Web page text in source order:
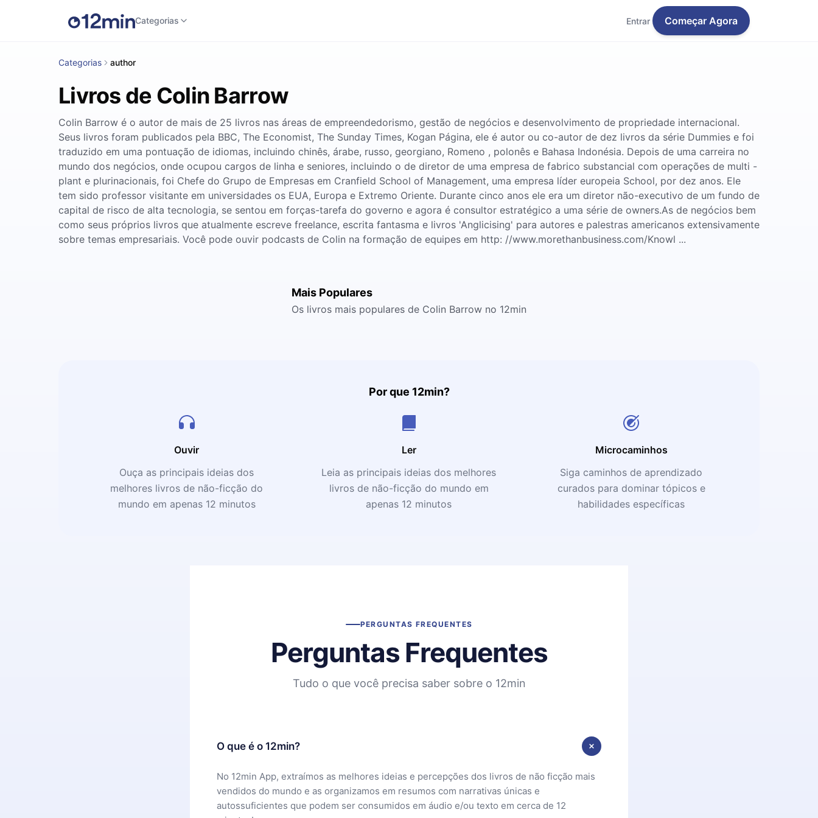
Categorias Entrar Começar Agora
Categorias author
Livros de Colin Barrow
Colin Barrow é o autor de mais de 25 livros nas áreas de empreendedorismo, gestão de negócios e desenvolvimento de propriedade internacional.
Seus livros foram publicados pela BBC, The Economist, The Sunday Times, Kogan Página, ele é autor ou co-autor de dez livros da série Dummies e foi
traduzido em uma pontuação de idiomas, incluindo chinês, árabe, russo, georgiano, Romeno , polonês e Bahasa Indonésia. Depois de uma carreira no
mundo dos negócios, onde ocupou cargos de linha e seniores, incluindo o de diretor de uma empresa de fabrico substancial com operações de multi -
plant e plurinacionais, foi Chefe do Grupo de Empresas em Cranfield School of Management, uma empresa líder europeia School, por dez anos. Ele
tem sido professor visitante em universidades os EUA, Europa e Extremo Oriente. Durante cinco anos ele era um diretor não-executivo de um fundo de
capital de risco de alta tecnologia, se sentou em forças-tarefa do governo e agora é consultor estratégico a uma série de owners.As de negócios bem
como seus próprios livros que atualmente escreve freelance, escrita fantasma e livros 'Anglicising' para autores e palestras americanos extensivamente
sobre temas empresariais. Você pode ouvir podcasts de Colin na formação de equipes em http: //www.morethanbusiness.com/Knowl ...
Mais Populares
Os livros mais populares de Colin Barrow no 12min
Por que 12min?
Ouvir
Ouça as principais ideias dos
melhores livros de não-ficção do
mundo em apenas 12 minutos
Ler
Leia as principais ideias dos melhores
livros de não-ficção do mundo em
apenas 12 minutos
Microcaminhos
Siga caminhos de aprendizado
curados para dominar tópicos e
habilidades específicas
PERGUNTAS FREQUENTES
Perguntas Frequentes
Tudo o que você precisa saber sobre o 12min
O que é o 12min?
No 12min App, extraímos as melhores ideias e percepções dos livros de não ficção mais
vendidos do mundo e as organizamos em resumos com narrativas únicas e
autossuficientes que podem ser consumidos em áudio e/ou texto em cerca de 12